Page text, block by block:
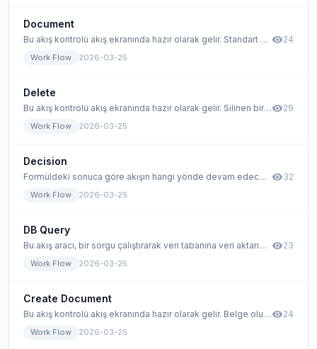
Document
Bu akış kontrolü akış ekranında hazır olarak gelir. Standart bir kontroldür. Bu kontrol, akışa hangi form belgesinin dahil edileceğini gösterir.
Work Flow 2026-03-25
visibility24
Delete
Bu akış kontrolü akış ekranında hazır olarak gelir. Silinen bir belge için standart bir kontroldür.
Work Flow 2026-03-25
visibility29
Decision
Formüldeki sonuca göre akışın hangi yönde devam edeceğine karar verme kontroldür.
Work Flow 2026-03-25
visibility32
DB Query
Bu akış aracı, bir sorgu çalıştırarak veri tabanına veri aktarımının yapılmasını sağlar.
Work Flow 2026-03-25
visibility23
Create Document
Bu akış kontrolü akış ekranında hazır olarak gelir. Belge oluşturulduğunda standart bir akış kontrolüdür.
Work Flow 2026-03-25
visibility24